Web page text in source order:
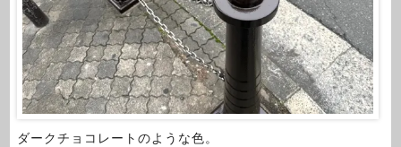
ダークチョコレートのような色。